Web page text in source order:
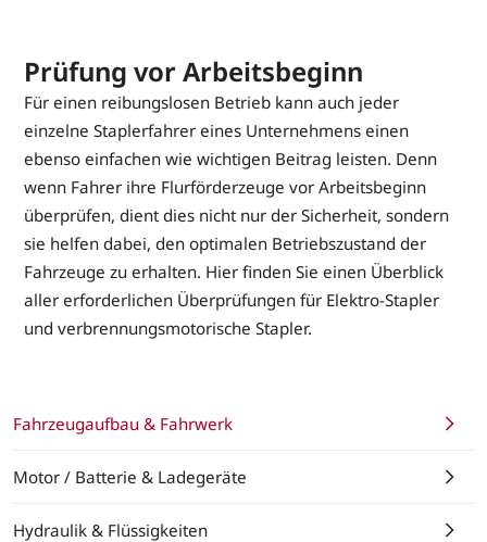
Prüfung vor Arbeitsbeginn
Für einen reibungslosen Betrieb kann auch jeder
einzelne Staplerfahrer eines Unternehmens einen
ebenso einfachen wie wichtigen Beitrag leisten. Denn
wenn Fahrer ihre Flurförderzeuge vor Arbeitsbeginn
überprüfen, dient dies nicht nur der Sicherheit, sondern
sie helfen dabei, den optimalen Betriebszustand der
Fahrzeuge zu erhalten. Hier finden Sie einen Überblick
aller erforderlichen Überprüfungen für Elektro-Stapler
und verbrennungsmotorische Stapler.
Fahrzeugaufbau & Fahrwerk
Motor / Batterie & Ladegeräte
Hydraulik & Flüssigkeiten